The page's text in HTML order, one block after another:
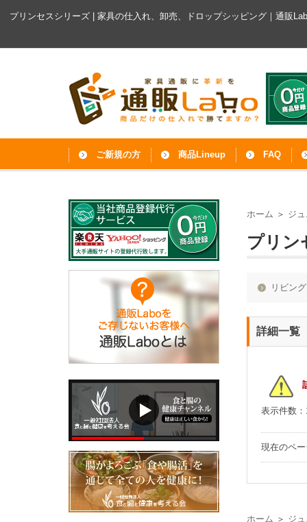
プリンセスシリーズ | 家具の仕入れ、卸売、ドロップシッピング｜通販
ご新規の方 商品Lineup FAQ
ホーム ＞ ジ
プリン
リビン
詳細一覧
表示件数
現在のペ
ホーム ＞ ジ